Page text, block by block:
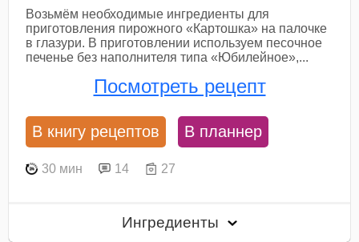
Возьмём необходимые ингредиенты для
приготовления пирожного «Картошка» на палочке
в глазури. В приготовлении используем песочное
печенье без наполнителя типа «Юбилейное»,...
Посмотреть рецепт
В книгу рецептов В планнер
30 мин 14 27
Ингредиенты